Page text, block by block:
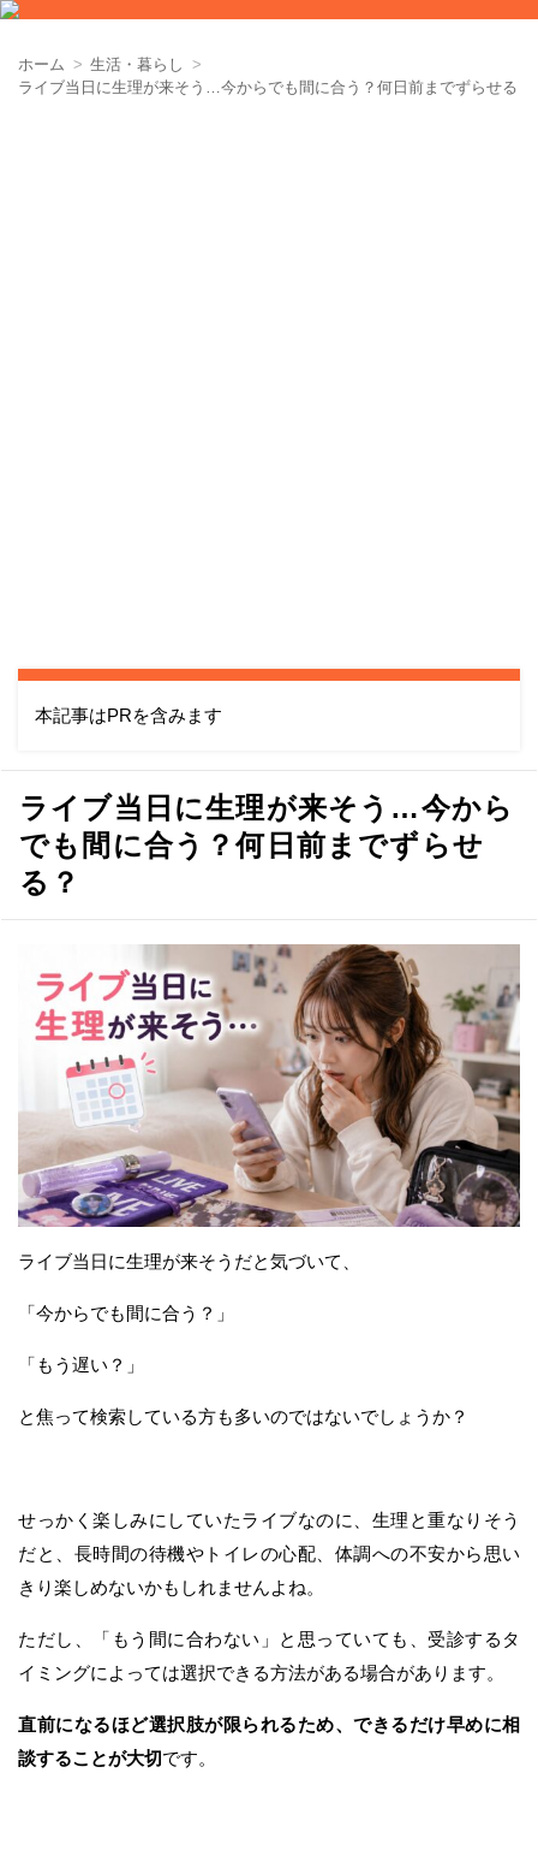
ホーム
生活・暮らし
ライブ当日に生理が来そう…今からでも間に合う？何日前までずらせる？
本記事はPRを含みます
ライブ当日に生理が来そう…今から
でも間に合う？何日前までずらせ
る？
ライブ当日に生理が来そうだと気づいて、
「今からでも間に合う？」
「もう遅い？」
と焦って検索している方も多いのではないでしょうか？
せっかく楽しみにしていたライブなのに、生理と重なりそう
だと、長時間の待機やトイレの心配、体調への不安から思い
きり楽しめないかもしれませんよね。
ただし、「もう間に合わない」と思っていても、受診するタ
イミングによっては選択できる方法がある場合があります。
直前になるほど選択肢が限られるため、できるだけ早めに相
談することが大切です。